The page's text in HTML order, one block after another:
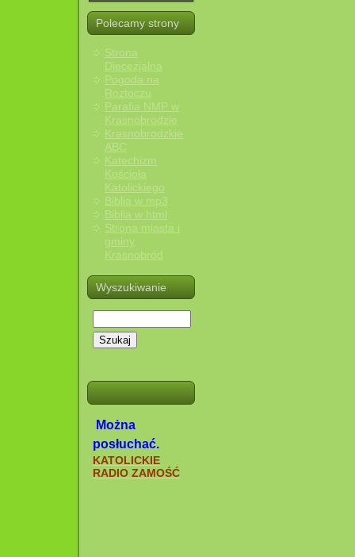
Polecamy strony
Strona
Diecezjalna
Pogoda na
Roztoczu
Parafia NMP w
Krasnobrodzie
Krasnobrodzkie
ABC
Katechizm
Kościoła
Katolickiego
Biblia w mp3
Biblia w html
Strona miasta i
gminy
Krasnobród
Wyszukiwanie
Szukaj
Można
posłuchać.
KATOLICKIE
RADIO ZAMOŚĆ